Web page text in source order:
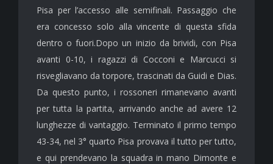
Pisa per l’accesso alle semifinali. Passaggio che
era concesso solo alla vincente di questa sfida
dentro o fuori.Dopo un inizio da brividi, con Pisa
avanti 0-10, i ragazzi di Cocconi e Marcucci si
risvegliavano da torpore, trascinati da Guidi e Dias.
Da questo punto, i rossoneri rimanevano avanti
per tutta la partita, arrivando anche ad avere 12
lunghezze di vantaggio. Terminato il primo tempo
43-34, nel 3° quarto Pisa provava il tutto per tutto,
e qui prendevano la squadra in mano Dimonte e